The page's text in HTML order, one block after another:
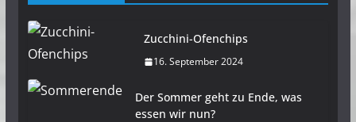
Zucchini-Ofenchips
16. September 2024
Der Sommer geht zu Ende, was
essen wir nun?